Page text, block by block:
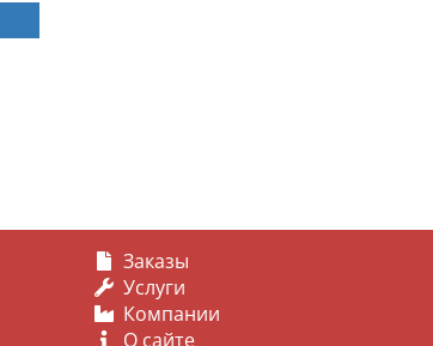
Заказы
Услуги
Компании
О сайте